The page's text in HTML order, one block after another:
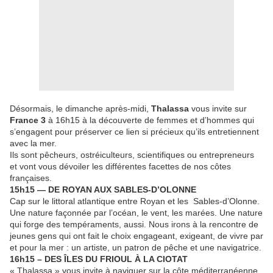
Désormais, le dimanche après-midi, Thalassa vous invite sur
France 3 à 16h15 à la découverte de femmes et d’hommes qui
s’engagent pour préserver ce lien si précieux qu’ils entretiennent
avec la mer.
Ils sont pêcheurs, ostréiculteurs, scientifiques ou entrepreneurs
et vont vous dévoiler les différentes facettes de nos côtes
françaises.
15h15 — DE ROYAN AUX SABLES-D’OLONNE
Cap sur le littoral atlantique entre Royan et les Sables-d’Olonne.
Une nature façonnée par l’océan, le vent, les marées. Une nature
qui forge des tempéraments, aussi. Nous irons à la rencontre de
jeunes gens qui ont fait le choix engageant, exigeant, de vivre par
et pour la mer : un artiste, un patron de pêche et une navigatrice.
16h15 – DES ÎLES DU FRIOUL À LA CIOTAT
« Thalassa » vous invite à naviguer sur la côte méditerranéenne,